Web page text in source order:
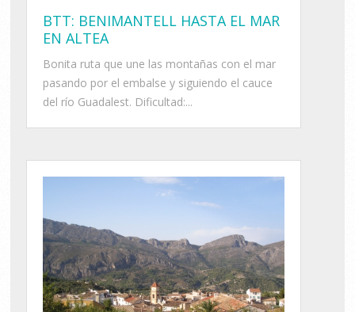
BTT: BENIMANTELL HASTA EL MAR
EN ALTEA
Bonita ruta que une las montañas con el mar
pasando por el embalse y siguiendo el cauce
del río Guadalest. Dificultad:...